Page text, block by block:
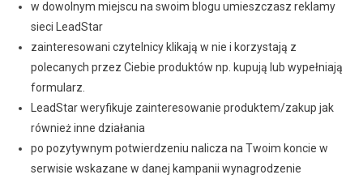
w dowolnym miejscu na swoim blogu umieszczasz reklamy
sieci LeadStar
zainteresowani czytelnicy klikają w nie i korzystają z
polecanych przez Ciebie produktów np. kupują lub wypełniają
formularz.
LeadStar weryfikuje zainteresowanie produktem/zakup jak
również inne działania
po pozytywnym potwierdzeniu nalicza na Twoim koncie w
serwisie wskazane w danej kampanii wynagrodzenie